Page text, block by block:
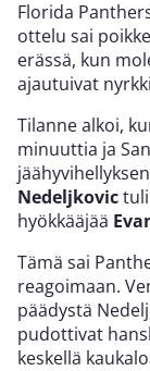
Florida
ottelu sai
erässä, kun
ajautuivat
Tilanne alkoi,
minuuttia ja
Nedeljkovic
hyökkääjää
Tämä sai
reagoimaan.
päädystä
pudottivat
keskellä